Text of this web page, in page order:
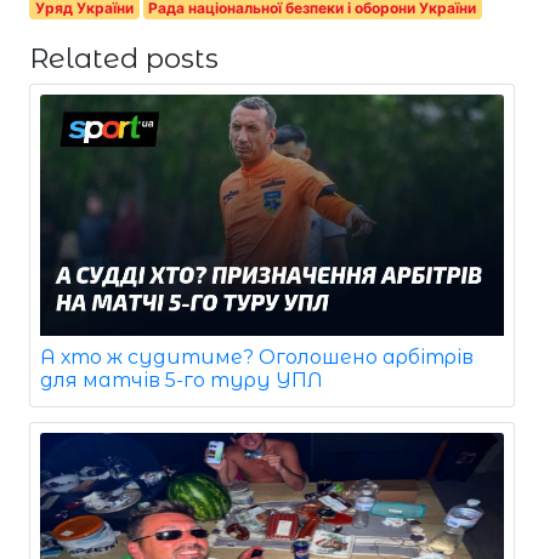
Уряд України Рада національної безпеки і оборони України
Related posts
А хто ж судитиме? Оголошено арбітрів
для матчів 5-го туру УПЛ